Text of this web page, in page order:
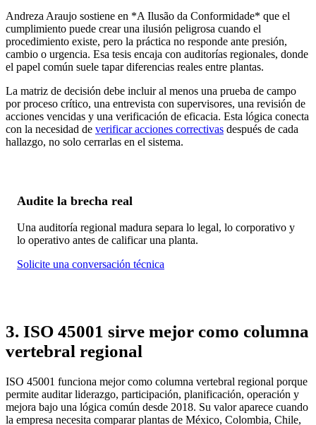
Andreza Araujo sostiene en *A Ilusão da Conformidade* que el
cumplimiento puede crear una ilusión peligrosa cuando el
procedimiento existe, pero la práctica no responde ante presión,
cambio o urgencia. Esa tesis encaja con auditorías regionales, donde
el papel común suele tapar diferencias reales entre plantas.
La matriz de decisión debe incluir al menos una prueba de campo
por proceso crítico, una entrevista con supervisores, una revisión de
acciones vencidas y una verificación de eficacia. Esta lógica conecta
con la necesidad de verificar acciones correctivas después de cada
hallazgo, no solo cerrarlas en el sistema.
Audite la brecha real
Una auditoría regional madura separa lo legal, lo corporativo y
lo operativo antes de calificar una planta.
Solicite una conversación técnica
3. ISO 45001 sirve mejor como columna
vertebral regional
ISO 45001 funciona mejor como columna vertebral regional porque
permite auditar liderazgo, participación, planificación, operación y
mejora bajo una lógica común desde 2018. Su valor aparece cuando
la empresa necesita comparar plantas de México, Colombia, Chile,